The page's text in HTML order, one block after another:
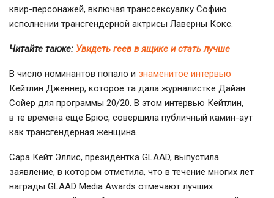
квир-персонажей, включая транссексуалку Софию
исполнении трансгендерной актрисы Лаверны Кокс.
Читайте также: Увидеть геев в ящике и стать лучше
В число номинантов попало и знаменитое интервью
Кейтлин Дженнер, которое та дала журналистке Дайан
Сойер для программы 20/20. В этом интервью Кейтлин,
в те времена еще Брюс, совершила публичный камин-аут
как трансгендерная женщина.
Сара Кейт Эллис, президентка GLAAD, выпустила
заявление, в котором отметила, что в течение многих лет
награды GLAAD Media Awards отмечают лучших